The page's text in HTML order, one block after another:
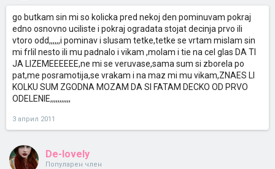
go butkam sin mi so kolicka pred nekoj den pominuvam pokraj
edno osnovno uciliste i pokraj ogradata stojat decinja prvo ili
vtoro odd,,,,,,i pominav i slusam tetke,tetke se vrtam mislam sin
mi frlil nesto ili mu padnalo i vikam ,molam i tie na cel glas DA TI
JA LIZEMEEEEEE,ne mi se veruvase,sama sum si zborela po
pat,me posramotija,se vrakam i na maz mi mu vikam,ZNAES LI
KOLKU SUM ZGODNA MOZAM DA SI FATAM DECKO OD PRVO
ODELENIE,,,,,,,,,,,
3 април 2011
De-lovely
Популарен член